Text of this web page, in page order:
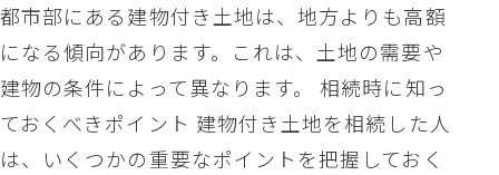
都市部にある建物付き土地は、地方よりも高額
になる傾向があります。これは、土地の需要や
建物の条件によって異なります。 相続時に知っ
ておくべきポイント 建物付き土地を相続した人
は、いくつかの重要なポイントを把握しておく